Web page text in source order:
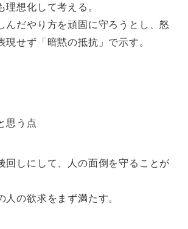
想化して考える。
んだやり方を頑固に守ろうとし、怒
現せず「暗黙の抵抗」で示す。
思う点
回しにして、人の面倒を守ることが
人の欲求をまず満たす。